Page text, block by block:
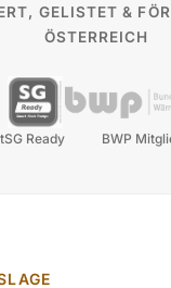
GELISTET &
ÖSTERREICH
SG Ready BWP